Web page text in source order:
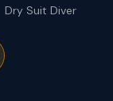
Dry Suit Diver